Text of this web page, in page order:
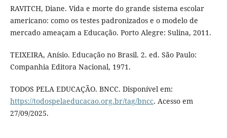
RAVITCH, Diane. Vida e morte do grande sistema escolar
americano: como os testes padronizados e o modelo de
mercado ameaçam a Educação. Porto Alegre: Sulina, 2011.
TEIXEIRA, Anísio. Educação no Brasil. 2. ed. São Paulo:
Companhia Editora Nacional, 1971.
TODOS PELA EDUCAÇÃO. BNCC. Disponível em:
https://todospelaeducacao.org.br/tag/bncc. Acesso em
27/09/2025.